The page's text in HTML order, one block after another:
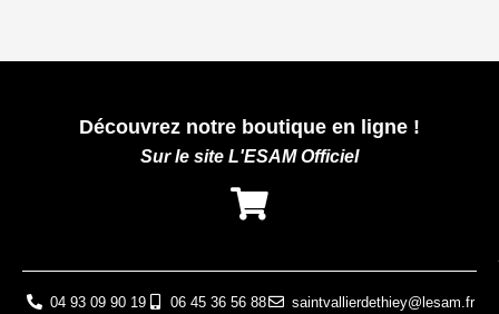
Découvrez notre boutique en ligne !
Sur le site L'ESAM Officiel
04 93 09 90 19 06 45 36 56 88 saintvallierdethiey@lesam.fr